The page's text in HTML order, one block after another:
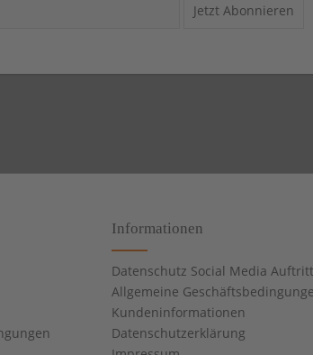
Jetzt Abonnieren
Informationen
Datenschutz Social Media Auftritt
Allgemeine
Kundeninformationen
Datenschutzerklärung